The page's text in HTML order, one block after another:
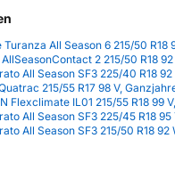
Turanza All Season 6 215/50 R18
2 215/50 R18
All Season SF3 225/40 R18
215/55 R17 98 V,
Flexclimate IL01 215/55 R18 99
All Season SF3 225/45 R18
All Season SF3 215/50 R18